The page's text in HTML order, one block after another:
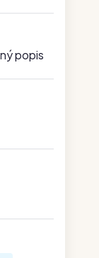
popis